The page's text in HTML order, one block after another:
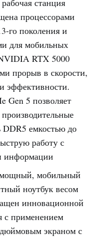
станция
процессорами
го поколения и
для мобильных
RTX 5000
прорыв в скорости,
эффективности.
Gen 5 позволяет
DDR5 емкостью до
работу с
информации
мобильный
ноутбук весом
инновационной
с применением
экраном с